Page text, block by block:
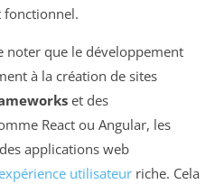
fonctionnel.
noter que le développement
à la création de sites
et des
React ou Angular, les
applications web
expérience utilisateur riche. Cela